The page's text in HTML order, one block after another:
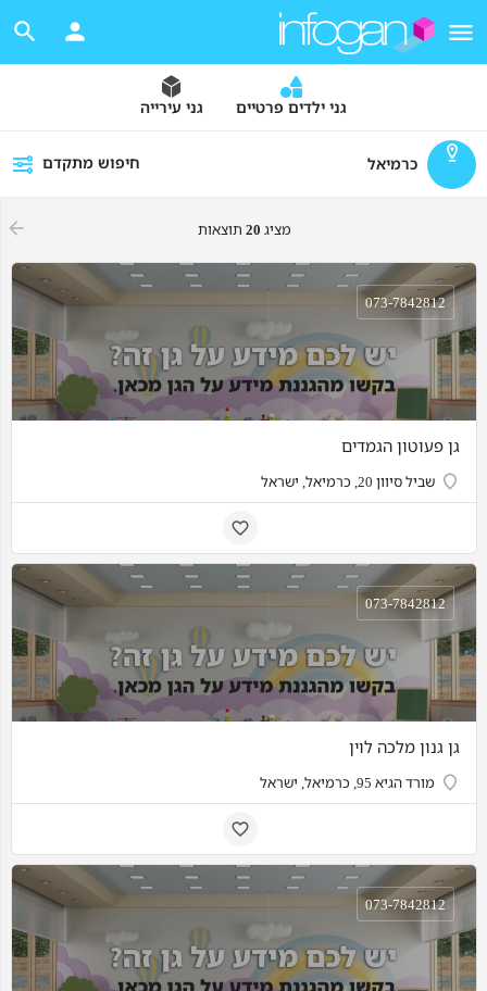
גני ילדים פרטיים גני עירייה
כרמיאל חיפוש מתקדם
מציג 20 תוצאות
גן פעוטון הגמדים
שביל סיוון 20, כרמיאל, ישראל
073-7842812
גן גנון מלכה לוין
מורד הגיא 95, כרמיאל, ישראל
073-7842812
073-7842812